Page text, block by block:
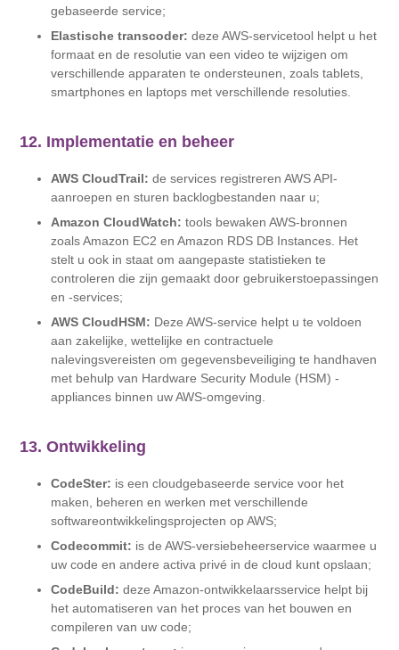
gebaseerde service;
Elastische transcoder: deze AWS-servicetool helpt u het
formaat en de resolutie van een video te wijzigen om
verschillende apparaten te ondersteunen, zoals tablets,
smartphones en laptops met verschillende resoluties.
12. Implementatie en beheer
AWS CloudTrail: de services registreren AWS API-
aanroepen en sturen backlogbestanden naar u;
Amazon CloudWatch:tools bewaken AWS-bronnen
zoals Amazon EC2 en Amazon RDS DB Instances. Het
stelt u ook in staat om aangepaste statistieken te
controleren die zijn gemaakt door gebruikerstoepassingen
en -services;
AWS CloudHSM: Deze AWS-service helpt u te voldoen
aan zakelijke, wettelijke en contractuele
nalevingsvereisten om gegevensbeveiliging te handhaven
met behulp van Hardware Security Module (HSM) -
appliances binnen uw AWS-omgeving.
13. Ontwikkeling
CodeSter: is een cloudgebaseerde service voor het
maken, beheren en werken met verschillende
softwareontwikkelingsprojecten op AWS;
Codecommit: is de AWS-versiebeheerservice waarmee u
uw code en andere activa privé in de cloud kunt opslaan;
CodeBuild:deze Amazon-ontwikkelaarsservice helpt bij
het automatiseren van het proces van het bouwen en
compileren van uw code;